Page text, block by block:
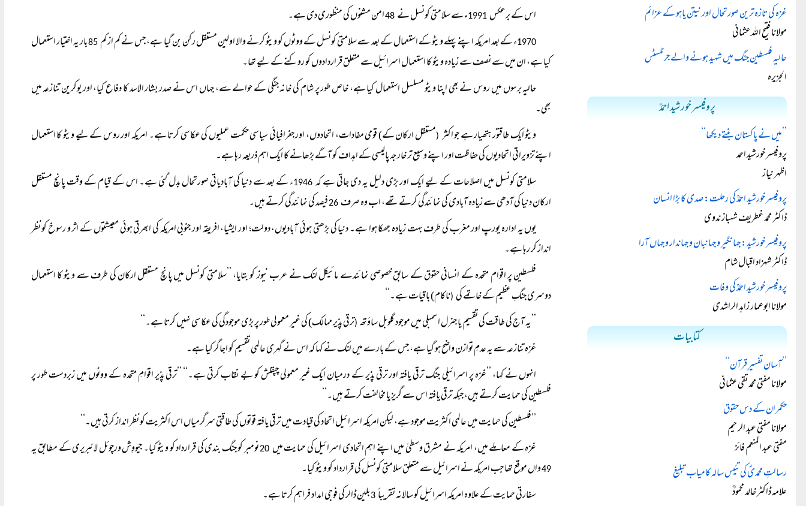
اس کے برعکس
ء سے سلامتی کونسل نے امن مشنوں کی منظوری دی ہے۔
1970ء کے بعد امریکہ اپنے پہلے ویٹو کے استعمال کے بعد سے سلامتی کونسل کے ووٹوں کو ویٹو کرنے والا اولین مستقل رکن بن گیا ہے، جس نے کم از کم
بار یہ اختیار استعمال
کیا ہے، ان میں سے نصف سے زیادہ ویٹو کا استعمال اسرائیل سے متعلق قراردادوں کو روکنے کے لیے تھا۔
حالیہ برسوں میں روس نے بھی اپنا ویٹو مسلسل استعمال کیا ہے، خاص طور پر شام کی خانہ جنگی کے حوالے سے، جہاں اس نے صدر بشار الاسد کا دفاع کیا، اور یوکرین تنازعہ میں
بھی۔
ویٹو ایک طاقتور ہتھیار ہے جو اکثر (مستقل ارکان کے) قومی مفادات، اتحادوں، اور جغرافیائی سیاسی حکمت عملیوں کی عکاسی کرتا ہے۔ امریکہ اور روس کے لیے ویٹو کا استعمال
اپنے تزویراتی اتحادیوں کی حفاظت اور اپنے وسیع تر خارجہ پالیسی کے اہداف کو آگے بڑھانے کا ایک اہم ذریعہ رہا ہے۔
سلامتی کونسل میں اصلاحات کے لیے ایک اور بڑی دلیل یہ دی جاتی ہے کہ
ء کے بعد سے دنیا کی آبادیاتی صورتحال بدل گئی ہے۔ اس کے قیام کے وقت پانچ مستقل
ارکان دنیا کی آدھی سے زیادہ آبادی کی نمائندگی کرتے تھے، اب وہ صرف
فیصد کی نمائندگی کرتے ہیں۔
یوں یہ ادارہ یورپ اور مغرب کی طرف بہت زیادہ جھکا ہوا ہے۔ دنیا کی بڑھتی ہوئی آبادیوں، دولت؛ اور ایشیا، افریقہ اور جنوبی امریکہ کی ابھرتی ہوئی معیشتوں کے اثر و رسوخ کو نظر
انداز کر رہا ہے۔
فلسطین پر اقوام متحدہ کے انسانی حقوق کے سابق خصوصی نمائندے مائیکل لنک نے عرب نیوز کو بتایا، ’’سلامتی کونسل میں پانچ مستقل ارکان کی طرف سے ویٹو کا استعمال
دوسری جنگِ عظیم کے خاتمے کی (ناکام) باقیات ہے۔‘‘
’’یہ آج کی طاقت کی تقسیم یا جنرل اسمبلی میں موجود گلوبل ساؤتھ(ترقی پذیر ممالک) کی غیر معمولی طور پر بڑی موجودگی کی عکاسی نہیں کرتا ہے۔‘‘
غزہ تنازعہ سے یہ عدمِ توازن واضح ہو گیا ہے، جس کے بارے میں لنک نے کہا کہ اس نے گہری عالمی تقسیم کو اجاگر کیا ہے۔
انہوں نے کہا، ’’غزہ پر اسرائیلی جنگ ترقی یافتہ اور ترقی پذیر کے درمیان ایک غیر معمولی چپقلش کو بے نقاب کرتی ہے۔‘‘ ’’ترقی پذیر اقوامِ متحدہ کے ووٹوں میں زبردست طور پر
فلسطین کی حمایت کرتے ہیں، جبکہ ترقی یافتہ اس سے گریز یا مخالفت کرتے ہیں۔‘‘
’’فلسطین کی حمایت میں عالمی اکثریت موجود ہے، لیکن امریکہ اسرائیل اتحاد کی قیادت میں ترقی یافتہ قوتوں کی طاقتی سرگرمیاں اس اکثریت کو نظر انداز کرتی ہیں۔‘‘
غزہ کے معاملے میں، امریکہ نے مشرق وسطیٰ میں اپنے اہم اتحادی اسرائیل کی حمایت میں
نومبر کو جنگ بندی کی قرارداد کو ویٹو کیا۔ جیووِش ورچوئل لائبریری کے مطابق یہ
49واں موقع تھا جب امریکہ نے اسرائیل سے متعلق سلامتی کونسل کی قرارداد کو ویٹو کیا۔
سفارتی حمایت کے علاوہ امریکہ اسرائیل کو سالانہ تقریباً بلین ڈالر کی فوجی امداد فراہم کرتا ہے۔
غزہ کی تازہ ترین صورتحال اور نیتن یاہو کے عزائم
مولانا فتیح اللہ عثمانی
حالیہ فلسطین جنگ میں شہید ہونے والے جرنلسٹس
الجزیرہ
پروفیسر خورشید احمدؒ
’’میں نے پاکستان بنتے دیکھا‘‘
پروفیسر خورشید احمد
اظہر نیاز
پروفیسر خورشید احمدؒ کی رحلت: صدی کا بڑا انسان
ڈاکٹر محمد غطریف شہباز ندوی
پروفیسر خورشید: جہانگیر و جہانبان و جہاندار و جہاں آرا
ڈاکٹر شہزاد اقبال شام
پروفیسر خورشید احمدؒ کی وفات
مولانا ابوعمار زاہد الراشدی
کتابیات
’’آسان تفسیرِ قرآن‘‘
مولانا مفتی محمد تقی عثمانی
حکمران کے دس حقوق
مولانا مفتی عبد الرحیم
مفتی عبد المنعم فائز
رسالتِ محمدیؐ کی تئیس سالہ کامیاب تبلیغ
علامہ ڈاکٹر خالد محمودؒ